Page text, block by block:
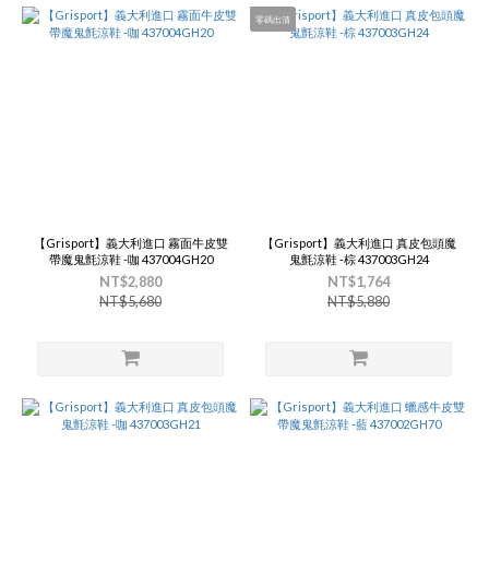
【Grisport】義大利進口 霧面牛皮雙
帶魔鬼氈涼鞋 -咖 437004GH20
NT$2,880
NT$5,680
零碼出清
【Grisport】義大利進口 真皮包頭魔
鬼氈涼鞋 -棕 437003GH24
NT$1,764
NT$5,880